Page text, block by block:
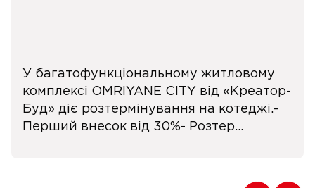
У багатофункціональному житловому
комплексі OMRIYANE CITY від «Креатор-
Буд» діє розтермінування на котеджі.-
Перший внесок від 30%- Розтер...